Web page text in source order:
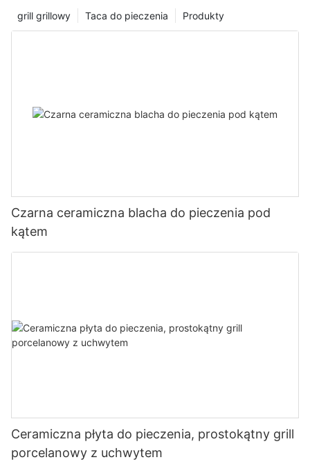
Produkty
Taca do pieczenia
grill grillowy
Czarna ceramiczna blacha do pieczenia pod
kątem
Ceramiczna płyta do pieczenia, prostokątny grill
porcelanowy z uchwytem